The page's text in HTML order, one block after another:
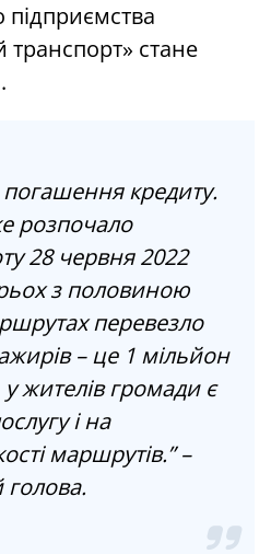
транспорт» стане
кредиту.
розпочало
28 червня 2022
з половиною
перевезло
– це 1 мільйон
жителів громади є
і на
маршрутів.” –
голова.